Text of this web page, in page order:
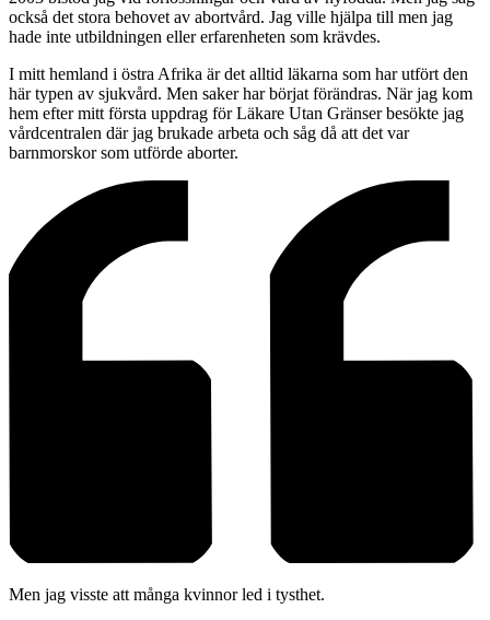
också det stora behovet av abortvård. Jag ville hjälpa till men jag
hade inte utbildningen eller erfarenheten som krävdes.
I mitt hemland i östra Afrika är det alltid läkarna som har utfört den
här typen av sjukvård. Men saker har börjat förändras. När jag kom
hem efter mitt första uppdrag för Läkare Utan Gränser besökte jag
vårdcentralen där jag brukade arbeta och såg då att det var
barnmorskor som utförde aborter.
Men jag visste att många kvinnor led i tysthet.